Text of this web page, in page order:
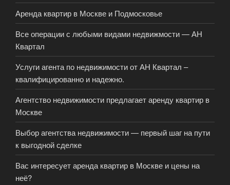
Аренда квартир в Москве и Подмосковье
Все операции с любыми видами недвижмости — АН
Квартал
Услуги агента по недвижимости от АН Квартал –
квалифицированно и надежно.
Агентство недвижимости предлагает аренду квартир в
Москве
Выбор агентства недвижимости — первый шаг на пути
к выгодной сделке
Вас интересует аренда квартир в Москве и цены на
неё?